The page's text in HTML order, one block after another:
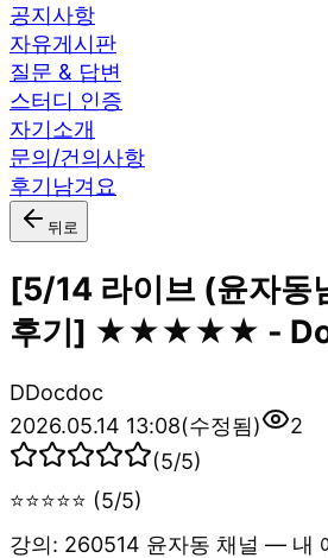
공지사항
자유게시판
질문 & 답변
스터디 인증
자기소개
문의/건의사항
후기남겨요
뒤로
[5/14 라이브 (윤자동
후기] ★★★★★ -
DDocdoc
2026.05.14 13:08(수정됨)
2
(5/5)
⭐⭐⭐⭐⭐ (5/5)
강의: 260514 윤자동 채널 — 내